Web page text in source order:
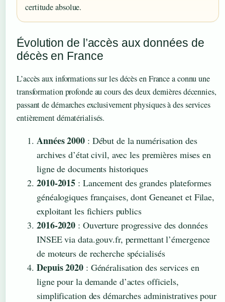
certitude absolue.
Évolution de l’accès aux données de
décès en France
L’accès aux informations sur les décès en France a connu une
transformation profonde au cours des deux dernières décennies,
passant de démarches exclusivement physiques à des services
entièrement dématérialisés.
Années 2000: Début de la numérisation des
archives d’état civil, avec les premières mises en
ligne de documents historiques
2010-2015 : Lancement des grandes plateformes
généalogiques françaises, dont Geneanet et Filae,
exploitant les fichiers publics
2016-2020 : Ouverture progressive des données
INSEE via data.gouv.fr, permettant l’émergence
de moteurs de recherche spécialisés
Depuis 2020: Généralisation des services en
ligne pour la demande d’actes officiels,
simplification des démarches administratives pour